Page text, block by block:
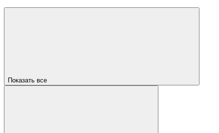
Показать все